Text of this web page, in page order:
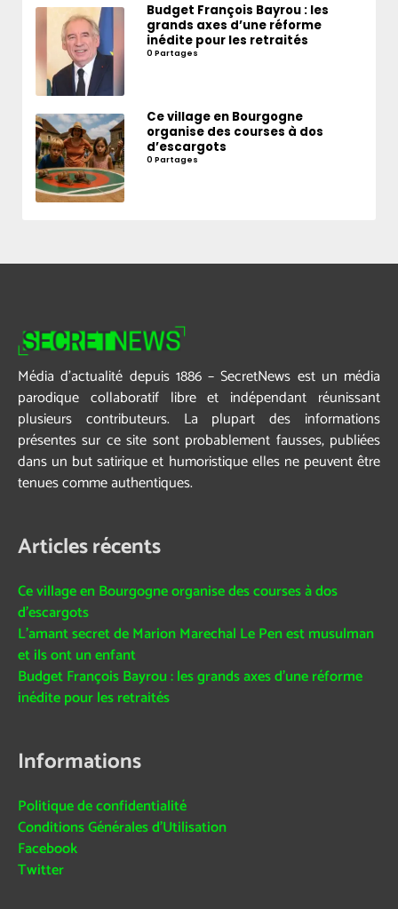
Budget François Bayrou : les
grands axes d’une réforme
inédite pour les retraités
0 Partages
Ce village en Bourgogne
organise des courses à dos
d’escargots
0 Partages
Média d’actualité depuis 1886 – SecretNews est un média
parodique collaboratif libre et indépendant réunissant
plusieurs contributeurs. La plupart des informations
présentes sur ce site sont probablement fausses, publiées
dans un but satirique et humoristique elles ne peuvent être
tenues comme authentiques.
Articles récents
Ce village en Bourgogne organise des courses à dos
d’escargots
L’amant secret de Marion Marechal Le Pen est musulman
et ils ont un enfant
Budget François Bayrou : les grands axes d’une réforme
inédite pour les retraités
Informations
Politique de confidentialité
Conditions Générales d’Utilisation
Facebook
Twitter